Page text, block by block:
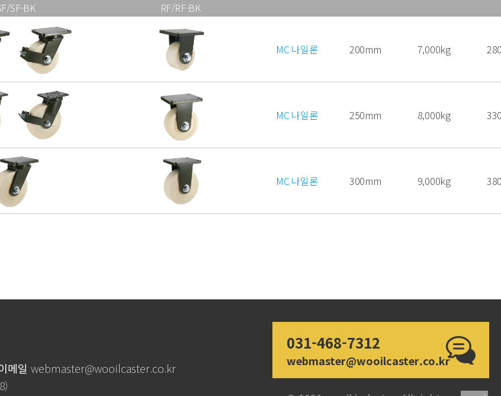
SF-BK RF/RF-BK
MC 나일론 200mm 7,000kg
MC 나일론 250mm 8,000kg
MC 나일론 300mm 9,000kg
메일 webmaster@wooilcaster.co.kr
031-468-7312
webmaster@wooilcaster.co.kr